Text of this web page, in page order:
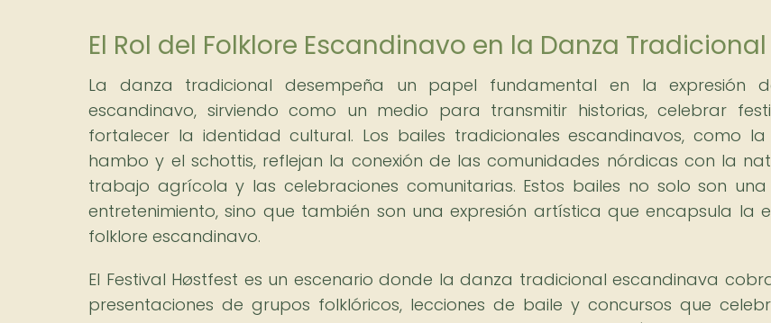
El Rol del Folklore Escandinavo en la Danza Tradicional
La danza tradicional desempeña un papel fundamental en la expresión
escandinavo, sirviendo como un medio para transmitir historias, celebrar
fortalecer la identidad cultural. Los bailes tradicionales escandinavos, como
hambo y el schottis, reflejan la conexión de las comunidades nórdicas con la
trabajo agrícola y las celebraciones comunitarias. Estos bailes no solo son
entretenimiento, sino que también son una expresión artística que encapsula la
folklore escandinavo.
El Festival Høstfest es un escenario donde la danza tradicional escandinava
presentaciones de grupos folklóricos, lecciones de baile y concursos que